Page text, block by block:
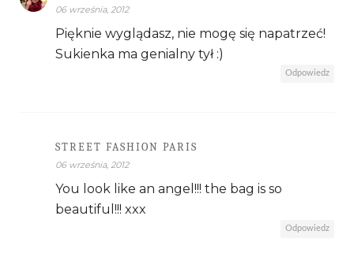
06 września, 2012
Pięknie wyglądasz, nie mogę się napatrzeć!
Sukienka ma genialny tył :)
Odpowiedz
STREET FASHION PARIS
06 września, 2012
You look like an angel!!! the bag is so
beautiful!!! xxx
Odpowiedz